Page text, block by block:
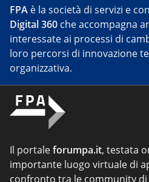
FPA è la società di servizi e
Digital 360 che accompagna
interessate ai processi di
loro percorsi di innovazione
organizzativa.
Il portaleforumpa.it, testata
importante luogo virtuale di
confronto tra le community